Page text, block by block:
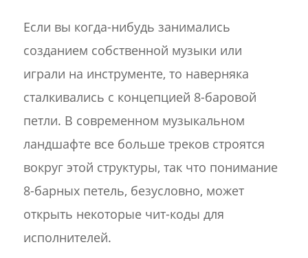
Если вы когда-нибудь занимались
созданием собственной музыки или
играли на инструменте, то наверняка
сталкивались с концепцией 8-баровой
петли. В современном музыкальном
ландшафте все больше треков строятся
вокруг этой структуры, так что понимание
8-барных петель, безусловно, может
открыть некоторые чит-коды для
исполнителей.